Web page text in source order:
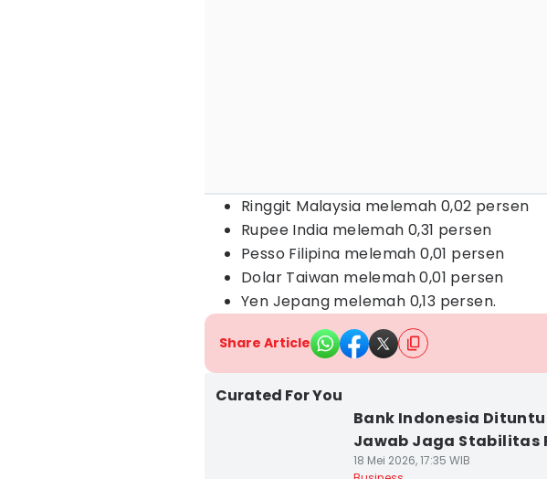
Ringgit Malaysia melemah 0,02 persen
Rupee India melemah 0,31 persen
Pesso Filipina melemah 0,01 persen
Dolar Taiwan melemah 0,01 persen
Yen Jepang melemah 0,13 persen.
Share Article
Curated For You
Bank Indonesia
Jawab Jaga Stabilitas
18 Mei 2026, 17:35 WIB